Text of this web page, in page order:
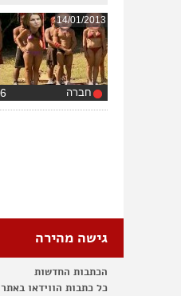
14/01/2013
חברה
גישה מהירה
הכתבות החדשות
כל כתבות הווידאו באתר